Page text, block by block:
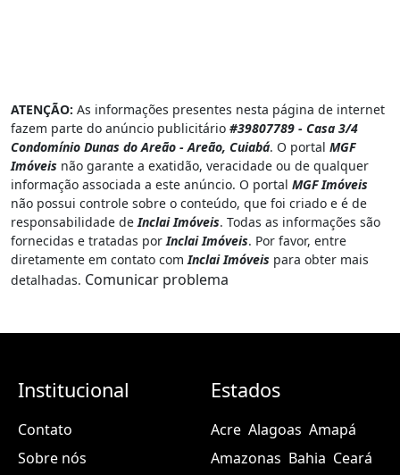
ATENÇÃO: As informações presentes nesta página de internet
fazem parte do anúncio publicitário #39807789 - Casa 3/4
Condomínio Dunas do Areão - Areão, Cuiabá. O portal MGF
Imóveis não garante a exatidão, veracidade ou de qualquer
informação associada a este anúncio. O portal MGF Imóveis
não possui controle sobre o conteúdo, que foi criado e é de
responsabilidade deInclai Imóveis. Todas as informações são
fornecidas e tratadas porInclai Imóveis. Por favor, entre
diretamente em contato comInclai Imóveis para obter mais
detalhadas. Comunicar problema
Institucional
Contato
Sobre nós
Estados
Acre Alagoas Amapá
Amazonas Bahia Ceará